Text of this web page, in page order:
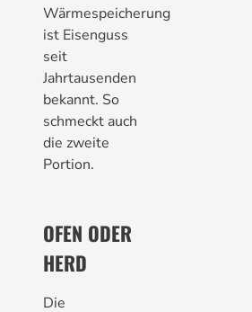
Wärmespeicherung
ist Eisenguss
seit
Jahrtausenden
bekannt. So
schmeckt auch
die zweite
Portion.
OFEN ODER
HERD
Die